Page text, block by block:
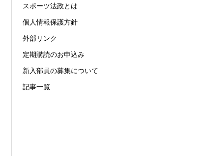
スポーツ法政とは
個人情報保護方針
外部リンク
定期購読のお申込み
新入部員の募集について
記事一覧